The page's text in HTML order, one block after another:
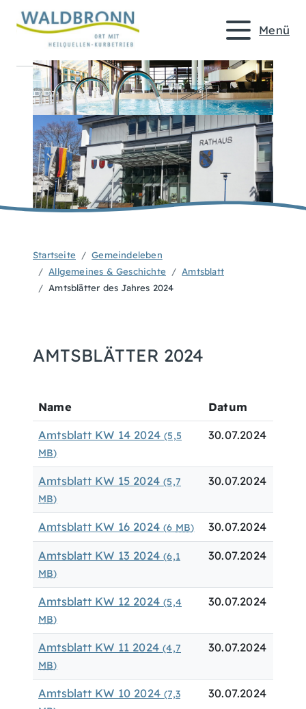
Menü
Startseite
Gemeindeleben
Allgemeines & Geschichte
Amtsblatt
Amtsblätter des Jahres 2024
AMTSBLÄTTER 2024
Name Datum
Amtsblatt KW 14 2024(5,5
MB)
30.07.2024
Amtsblatt KW 15 2024(5,7
MB)
30.07.2024
Amtsblatt KW 16 2024(6 MB) 30.07.2024
Amtsblatt KW 13 2024(6,1
MB)
30.07.2024
Amtsblatt KW 12 2024(5,4
MB)
30.07.2024
Amtsblatt KW 11 2024(4,7
MB)
30.07.2024
Amtsblatt KW 10 2024(7,3
30.07.2024